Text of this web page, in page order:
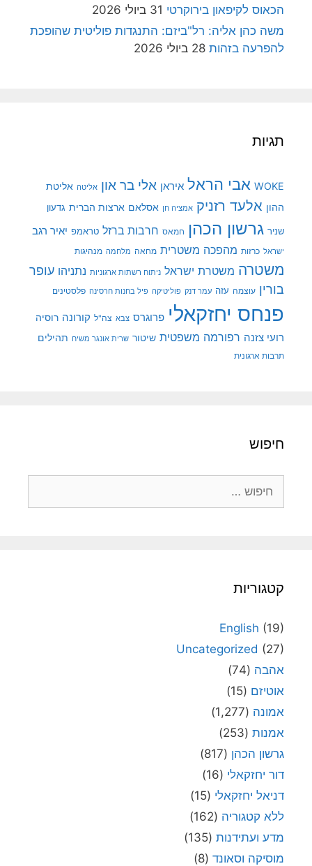
הכאוס לקיפאון בירוקרטי 31 ביולי 2026
משה כהן אליה: רל"ביזם: התנגדות פוליטית שהופכת
להפרעה בזהות 28 ביולי 2026
תגיות
WOKE אבי הראל איראן אלי בר און אליטה אליטת
ההון אלעד רזניק אמציה חן אסלאם ארצות הברית גדעון
שניר גרשון הכהן חמאס חרבות ברזל טראמפ יאיר רגב
ישראל כרזות מהפכה משטרית מחאה מלחמה מנהיגות
משטרה משטרת ישראל ניתוח רשתות ארגוניות נתניהו עופר
בורין עוצמה עזה עמר דנק פוליטיקה פיל בחנות חרסינה פלסטינים
פנחס יחזקאלי פרוגרס צבא צה"ל קורונה רוסיה
רועי צזנה רפורמה משפטית שיטור שרית אונגר משיח תהילים
תרבות ארגונית
חיפוש
קטגוריות
English (19)
Uncategorized (27)
אהבה (74)
אוטיזם (15)
אמונה (1,277)
אמנות (253)
גרשון הכהן (817)
דור יחזקאלי (16)
דניאל יחזקאלי (15)
ללא קטגוריה (162)
מדע ועתידנות (135)
מוסיקה וסאונד (8)